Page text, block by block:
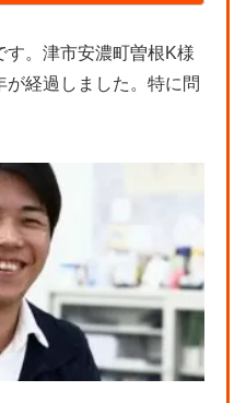
。津市安濃町曽根K様
経過しました。特に問